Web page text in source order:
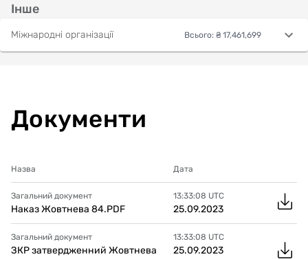
Інше
Міжнародні організації Всього: ₴ 17,461,699
Документи
Назва Дата
Загальний документ
Наказ Жовтнева 84.PDF
13:33:08 UTC
25.09.2023
Загальний документ
ЗКР затвердженний Жовтнева
13:33:08 UTC
25.09.2023